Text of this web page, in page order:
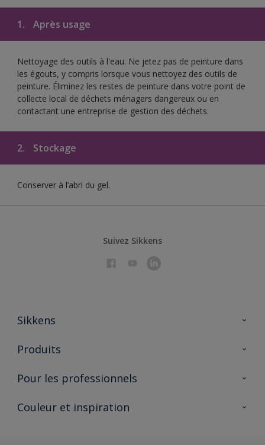
1. Après usage
Nettoyage des outils à l'eau. Ne jetez pas de peinture dans
les égouts, y compris lorsque vous nettoyez des outils de
peinture. Éliminez les restes de peinture dans votre point de
collecte local de déchets ménagers dangereux ou en
contactant une entreprise de gestion des déchets.
2. Stockage
Conserver à l’abri du gel.
Suivez Sikkens
Sikkens
À propos de Sikkens
Durabilité
Produits
Produits pour l’intérieur
Trouver un point de vente
Pour les professionnels
Partenaires Sikkens 🔗
Couleur et inspiration